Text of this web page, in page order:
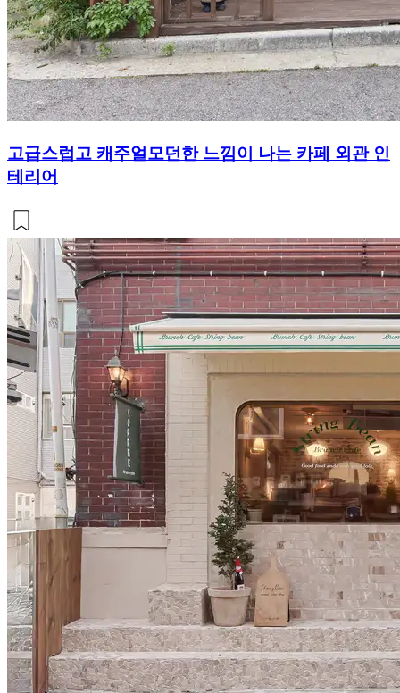
고급스럽고 캐주얼모던한 느낌이 나는 카페 외관 인
테리어